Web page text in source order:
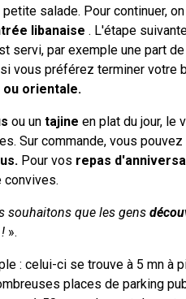
salade. Pour continuer,
libanaise . L'étape
servi, par exemple une part
vous préférez terminer votre
orientale.
ou un tajine en plat du jour, le
Sur commande, vous
Pour vos repas
convives.
souhaitons que les gens
».
: celui-ci se trouve à 5 mn à
places de parking